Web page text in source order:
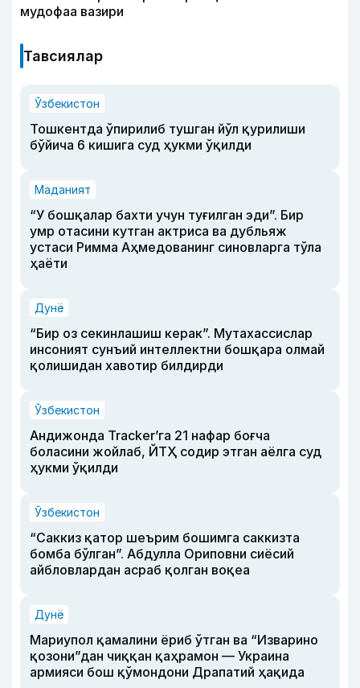
мудофаа вазири
Тавсиялар
Ўзбекистон
Тошкентда ўпирилиб тушган йўл қурилиши
бўйича 6 кишига суд ҳукми ўқилди
Маданият
“У бошқалар бахти учун туғилган эди”. Бир
умр отасини кутган актриса ва дубльяж
устаси Римма Аҳмедованинг синовларга тўла
ҳаёти
Дунё
“Бир оз секинлашиш керак”. Мутахассислар
инсоният сунъий интеллектни бошқара олмай
қолишидан хавотир билдирди
Ўзбекистон
Андижонда Tracker’га 21 нафар боғча
боласини жойлаб, ЙТҲ содир этган аёлга суд
ҳукми ўқилди
Ўзбекистон
“Саккиз қатор шеърим бошимга саккизта
бомба бўлган”. Абдулла Ориповни сиёсий
айбловлардан асраб қолган воқеа
Дунё
Мариупол қамалини ёриб ўтган ва “Изварино
қозони”дан чиққан қаҳрамон — Украина
армияси бош қўмондони Драпатий ҳақида